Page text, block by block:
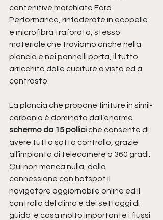
contenitive marchiate Ford
Performance, rinfoderate in ecopelle
e microfibra traforata, stesso
materiale che troviamo anche nella
plancia e nei pannelli porta, il tutto
arricchito dalle cuciture a vista ed a
contrasto.
La plancia che propone finiture in simil-
carbonio è dominata dall’enorme
schermo da 15 pollici che consente di
avere tutto sotto controllo, grazie
all’impianto di telecamere a 360 gradi.
Qui non manca nulla, dalla
connessione con hotspot il
navigatore aggiornabile online ed il
controllo del clima e dei settaggi di
guida  e cosa molto importante i flussi